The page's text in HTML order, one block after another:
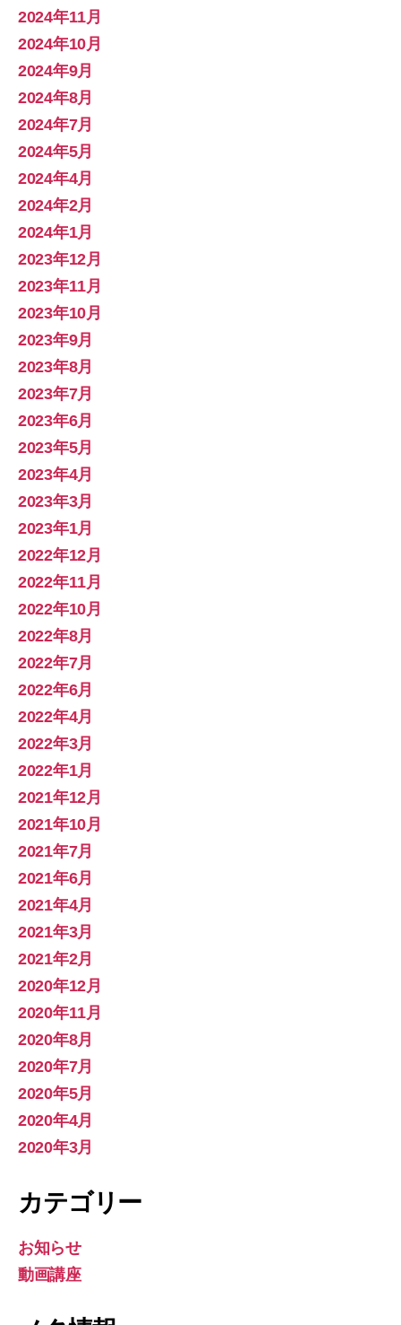
2024年11月
2024年10月
2024年9月
2024年8月
2024年7月
2024年5月
2024年4月
2024年2月
2024年1月
2023年12月
2023年11月
2023年10月
2023年9月
2023年8月
2023年7月
2023年6月
2023年5月
2023年4月
2023年3月
2023年1月
2022年12月
2022年11月
2022年10月
2022年8月
2022年7月
2022年6月
2022年4月
2022年3月
2022年1月
2021年12月
2021年10月
2021年7月
2021年6月
2021年4月
2021年3月
2021年2月
2020年12月
2020年11月
2020年8月
2020年7月
2020年5月
2020年4月
2020年3月
カテゴリー
お知らせ
動画講座